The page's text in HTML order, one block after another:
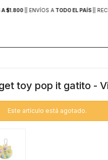
A $1.800 | ENVÍOS A TODO EL PAÍS |
toy pop it gatito -
Este artículo está agotado.